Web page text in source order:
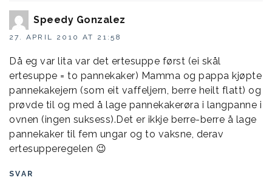
Speedy Gonzalez
27. APRIL 2010 AT 21:58
Då eg var lita var det ertesuppe først (ei skål
ertesuppe = to pannekaker) Mamma og pappa kjøpte
pannekakejern (som eit vaffeljern, berre heilt flatt) og
prøvde til og med å lage pannekakerøra i langpanne i
ovnen (ingen suksess).Det er ikkje berre-berre å lage
pannekaker til fem ungar og to vaksne, derav
ertesupperegelen 😉
SVAR